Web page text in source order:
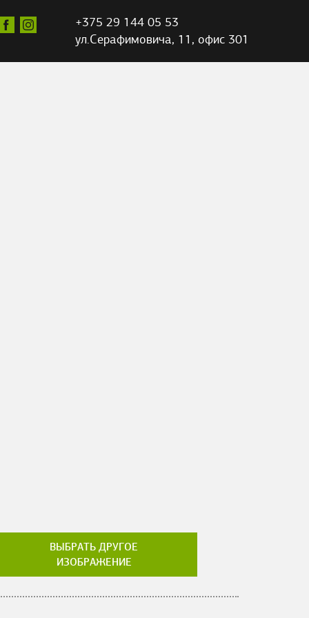
+375 29 144 05 53
ул.Серафимовича, 11, офис 301
ВЫБРАТЬ ДРУГОЕ
ИЗОБРАЖЕНИЕ